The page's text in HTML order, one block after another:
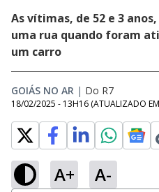
As vítimas, de 52 e 3
uma rua quando foram
um carro
GOIÁS NO AR | Do R7
18/02/2025 - 13H16 (ATUALIZADO EM
A+ A-